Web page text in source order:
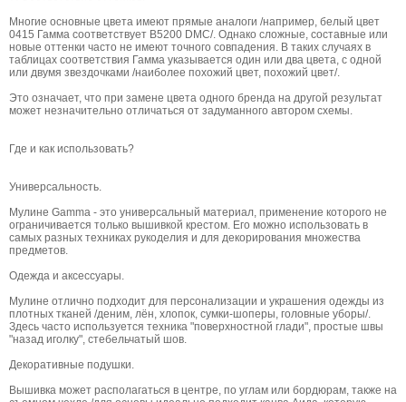
Многие основные цвета имеют прямые аналоги /например, белый цвет
0415 Гамма соответствует B5200 DMC/. Однако сложные, составные или
новые оттенки часто не имеют точного совпадения. В таких случаях в
таблицах соответствия Гамма указывается один или два цвета, с одной
или двумя звездочками /наиболее похожий цвет, похожий цвет/.
Это означает, что при замене цвета одного бренда на другой результат
может незначительно отличаться от задуманного автором схемы.
Где и как использовать?
Универсальность.
Мулине Gamma - это универсальный материал, применение которого не
ограничивается только вышивкой крестом. Его можно использовать в
самых разных техниках рукоделия и для декорирования множества
предметов.
Одежда и аксессуары.
Мулине отлично подходит для персонализации и украшения одежды из
плотных тканей /деним, лён, хлопок, сумки-шоперы, головные уборы/.
Здесь часто используется техника "поверхностной глади", простые швы
"назад иголку", стебельчатый шов.
Декоративные подушки.
Вышивка может располагаться в центре, по углам или бордюрам, также на